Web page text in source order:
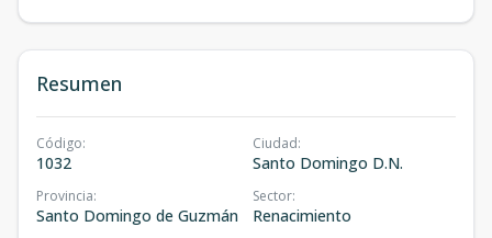
Resumen
Código:
1032
Ciudad:
Santo Domingo D.N.
Provincia:
Santo Domingo de Guzmán
Sector:
Renacimiento